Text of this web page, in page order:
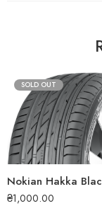
SOLD OUT
₴1,000.00